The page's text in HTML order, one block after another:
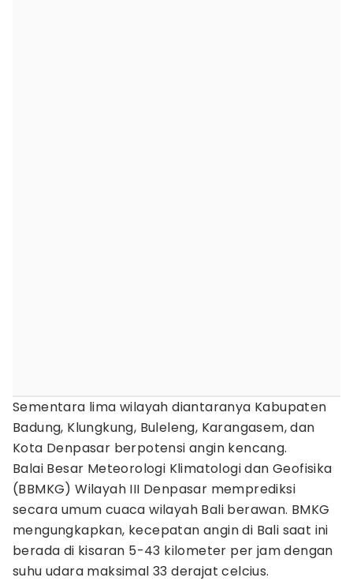
Sementara lima wilayah diantaranya Kabupaten
Badung, Klungkung, Buleleng, Karangasem, dan
Kota Denpasar berpotensi angin kencang.
Balai Besar Meteorologi Klimatologi dan Geofisika
(BBMKG) Wilayah III Denpasar memprediksi
secara umum cuaca wilayah Bali berawan. BMKG
mengungkapkan, kecepatan angin di Bali saat ini
berada di kisaran 5-43 kilometer per jam dengan
suhu udara maksimal 33 derajat celcius.